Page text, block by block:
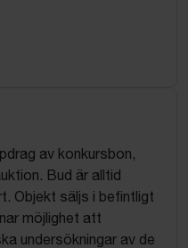
av konkursbon,
Bud är alltid
Objekt säljs i befintligt
möjlighet att
undersökningar av de